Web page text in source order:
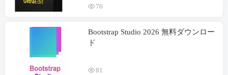
76
Bootstrap Studio 2026 無料ダウンロー
ド
81